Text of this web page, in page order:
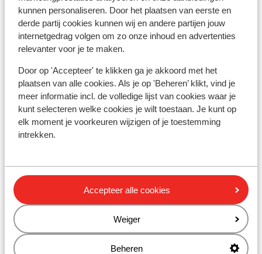
kunnen personaliseren. Door het plaatsen van eerste en
derde partij cookies kunnen wij en andere partijen jouw
internetgedrag volgen om zo onze inhoud en advertenties
relevanter voor je te maken.
Door op 'Accepteer' te klikken ga je akkoord met het
plaatsen van alle cookies. Als je op 'Beheren’ klikt, vind je
meer informatie incl. de volledige lijst van cookies waar je
kunt selecteren welke cookies je wilt toestaan. Je kunt op
elk moment je voorkeuren wijzigen of je toestemming
intrekken.
Accepteer alle cookies
Weiger
Beheren
Skipas, -les en verhuur
Skipas
Skilessen
Skimateriaal
Gardena
Hotel Scherlin
Hotel Ingram